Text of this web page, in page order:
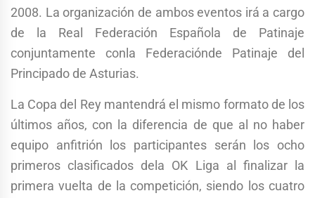
2008. La organización de ambos eventos irá a cargo
de la Real Federación Española de Patinaje
conjuntamente conla Federaciónde Patinaje del
Principado de Asturias.
La Copa del Rey mantendrá el mismo formato de los
últimos años, con la diferencia de que al no haber
equipo anfitrión los participantes serán los ocho
primeros clasificados dela OK Liga al finalizar la
primera vuelta de la competición, siendo los cuatro